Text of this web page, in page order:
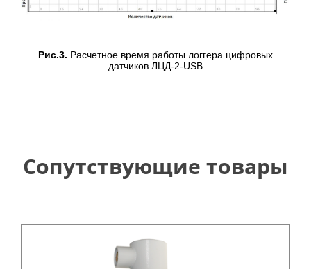
Рис.3. Расчетное время работы логгера цифровых
датчиков ЛЦД-2-USB
Сопутствующие товары